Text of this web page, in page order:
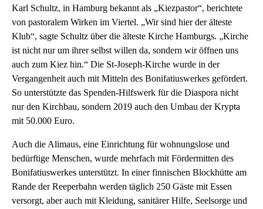
Karl Schultz, in Hamburg bekannt als „Kiezpastor“, berichtete
von pastoralem Wirken im Viertel. „Wir sind hier der älteste
Klub“, sagte Schultz über die älteste Kirche Hamburgs. „Kirche
ist nicht nur um ihrer selbst willen da, sondern wir öffnen uns
auch zum Kiez hin.“ Die St-Joseph-Kirche wurde in der
Vergangenheit auch mit Mitteln des Bonifatiuswerkes gefördert.
So unterstützte das Spenden-Hilfswerk für die Diaspora nicht
nur den Kirchbau, sondern 2019 auch den Umbau der Krypta
mit 50.000 Euro.
Auch die Alimaus, eine Einrichtung für wohnungslose und
bedürftige Menschen, wurde mehrfach mit Fördermitten des
Bonifatiuswerkes unterstützt. In einer finnischen Blockhütte am
Rande der Reeperbahn werden täglich 250 Gäste mit Essen
versorgt, aber auch mit Kleidung, sanitärer Hilfe, Seelsorge und